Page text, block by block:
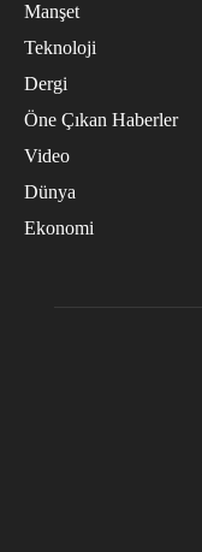
Manşet
Teknoloji
Dergi
Öne Çıkan Haberler
Video
Dünya
Ekonomi